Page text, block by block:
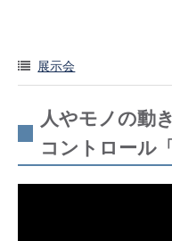
展示会
人やモノの動
コントロール